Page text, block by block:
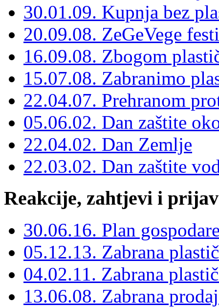
30.01.09. Kupnja bez
20.09.08. ZeGeVege
16.09.08. Zbogom
15.07.08. Zabranimo
22.04.07. Prehranom
05.06.02. Dan zaštite
22.04.02. Dan Zemlje
22.03.02. Dan zaštite
Reakcije, zahtjevi i
30.06.16. Plan
05.12.13. Zabrana
04.02.11. Zabrana
13.06.08. Zabrana